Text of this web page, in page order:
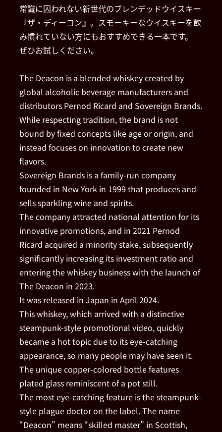
常識に囚われない新世代のブレンデッドウイスキー
『ザ・ディーコン』。スモーキーなウイスキーを飲
み慣れていない方にもおすすめできる一本です。
ぜひお試しください。
The Deacon is a blended whiskey created by
global alcoholic beverage manufacturers and
distributors Pernod Ricard and Sovereign Brands.
While respecting tradition, the brand is not
bound by fixed concepts like age or origin, and
instead focuses on innovation to create new
flavors.
Sovereign Brands is a family-run company
founded in New York in 1999 that produces and
sells sparkling wine and spirits.
The company attracted national attention for its
innovative promotions, and in 2021 Pernod
Ricard acquired a minority stake, subsequently
significantly increasing its investment ratio and
entering the whiskey business with the launch of
The Deacon in 2023.
It was released in Japan in April 2024.
This whiskey, which arrived with a distinctive
steampunk-style promotional video, quickly
became a hot topic due to its eye-catching
appearance, so many people may have seen it.
The unique copper-colored bottle features
plated glass reminiscent of a pot still.
The most eye-catching feature is the steampunk-
style plague doctor on the label. The name
“Deacon” means “skilled master” in Scottish,